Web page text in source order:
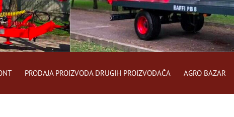
PRODAJA PROIZVODA DRUGIH PROIZVOĐAČA AGRO BAZAR